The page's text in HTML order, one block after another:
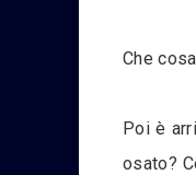
Che
Poi è
osato?